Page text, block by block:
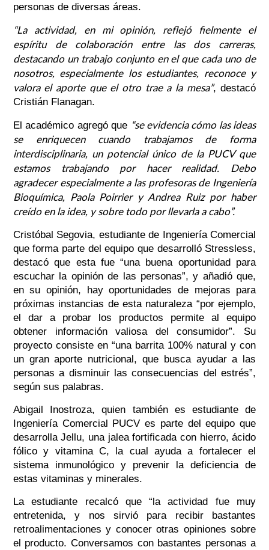
personas de diversas áreas.
“La actividad, en mi opinión, reflejó fielmente el
espíritu de colaboración entre las dos carreras,
destacando un trabajo conjunto en el que cada uno de
nosotros, especialmente los estudiantes, reconoce y
valora el aporte que el otro trae a la mesa”, destacó
Cristián Flanagan.
El académico agregó que “se evidencia cómo las ideas
se enriquecen cuando trabajamos de forma
interdisciplinaria, un potencial único de la PUCV que
estamos trabajando por hacer realidad. Debo
agradecer especialmente a las profesoras de Ingeniería
Bioquímica, Paola Poirrier y Andrea Ruiz por haber
creído en la idea, y sobre todo por llevarla a cabo”.
Cristóbal Segovia, estudiante de Ingeniería Comercial
que forma parte del equipo que desarrolló Stressless,
destacó que esta fue “una buena oportunidad para
escuchar la opinión de las personas”, y añadió que,
en su opinión, hay oportunidades de mejoras para
próximas instancias de esta naturaleza “por ejemplo,
el dar a probar los productos permite al equipo
obtener información valiosa del consumidor”. Su
proyecto consiste en “una barrita 100% natural y con
un gran aporte nutricional, que busca ayudar a las
personas a disminuir las consecuencias del estrés”,
según sus palabras.
Abigail Inostroza, quien también es estudiante de
Ingeniería Comercial PUCV es parte del equipo que
desarrolla Jellu, una jalea fortificada con hierro, ácido
fólico y vitamina C, la cual ayuda a fortalecer el
sistema inmunológico y prevenir la deficiencia de
estas vitaminas y minerales.
La estudiante recalcó que “la actividad fue muy
entretenida, y nos sirvió para recibir bastantes
retroalimentaciones y conocer otras opiniones sobre
el producto. Conversamos con bastantes personas a